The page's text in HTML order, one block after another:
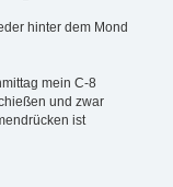
hinter dem Mond
mein C-8
und zwar
ist